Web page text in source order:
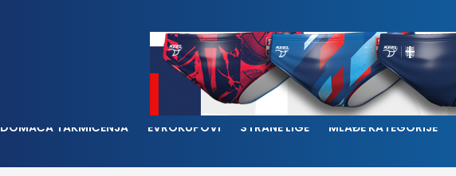
DOMAĆA TAKMIČENJA EVROKUPOVI STRANE LIGE MLAĐE KATEGORIJE